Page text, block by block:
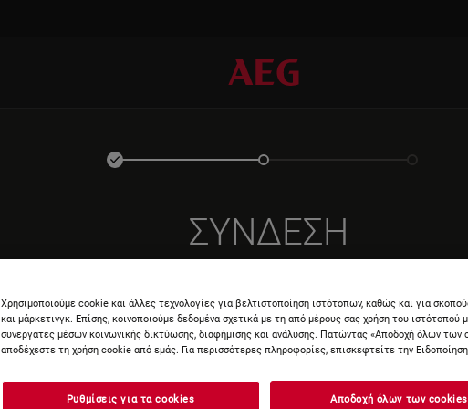
ΣΎΝΔΕΣΗ
Χρησιμοποιούμε cookie και άλλες τεχνολογίες για βελτιστοποίηση ιστότοπων, καθώς και για
και μάρκετινγκ. Επίσης, κοινοποιούμε δεδομένα σχετικά με τη από μέρους σας χρήση του ιστότοπού
συνεργάτες μέσων κοινωνικής δικτύωσης, διαφήμισης και ανάλυσης. Πατώντας «Αποδοχή όλων των
αποδέχεστε τη χρήση cookie από εμάς. Για περισσότερες πληροφορίες, επισκεφτείτε την
Ρυθμίσεις για τα cookies Αποδοχή όλων των cookies